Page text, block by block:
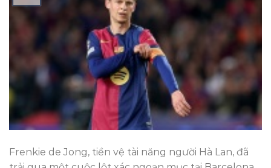
Frenkie de Jong, tiền vệ tài năng người Hà Lan, đã